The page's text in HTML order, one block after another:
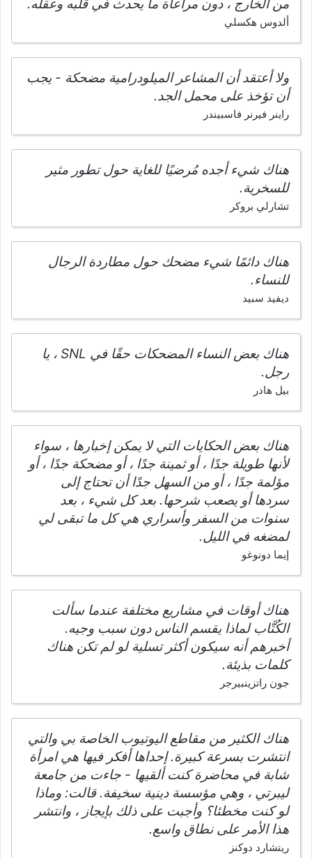
من الخارج ، دون مراعاة ما يحدث في قلبه وعقله.
ألدوس هكسلي
ولا أعتقد أن المشاعر الميلودرامية مضحكة - يجب
أن تؤخذ على محمل الجد.
راينر فيرنر فاسبيندر
هناك شيء أجده مُرضيًا للغاية حول تطور مثير
للسخرية.
تشارلي بروكر
هناك دائمًا شيء مضحك حول مطاردة الرجال
للنساء.
ديفيد سبيد
هناك بعض النساء المضحكات حقًا في SNL ، يا
رجل.
بيل هادر
هناك بعض الحكايات التي لا يمكن إخبارها ، سواء
لأنها طويلة جدًا ، أو ثمينة جدًا ، أو مضحكة جدًا ، أو
مؤلمة جدًا ، أو من السهل جدًا أن تحتاج إلى
سردها أو يصعب شرحها. بعد كل شيء ، بعد
سنوات من السفر وأسراري هي كل ما تبقى لي
لمضغه في الليل.
إيما دونوغو
هناك أوقات في مشاريع مختلفة عندما سألت
الكُتَّاب لماذا يقسم الناس دون سبب وجيه.
أخبرهم أنه سيكون أكثر تسلية لو لم تكن هناك
كلمات بذيئة.
جون راتزينبيرجر
هناك الكثير من مقاطع اليوتيوب الخاصة بي والتي
انتشرت بسرعة كبيرة. إحداها أفكر فيها هي امرأة
شابة في محاضرة كنت ألقيها - جاءت من جامعة
ليبرتي ، وهي مؤسسة دينية سخيفة. قالت: وماذا
لو كنت مخطئا؟ وأجبت على ذلك بإيجاز ، وانتشر
هذا الأمر على نطاق واسع.
ريتشارد دوكنز